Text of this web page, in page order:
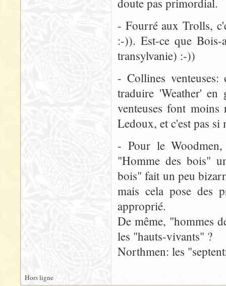
doute pas primordial.
- Fourré aux Trolls,
:-)). Est-ce que
transylvanie) :-))
- Collines
traduire 'Weather' en
venteuses font
Ledoux, et c'est pas si
- Pour le
"Homme des bois"
bois" fait un peu
mais cela pose des
approprié.
De même, "hommes
les "hauts-vivants" ?
Northmen: les
Hors ligne